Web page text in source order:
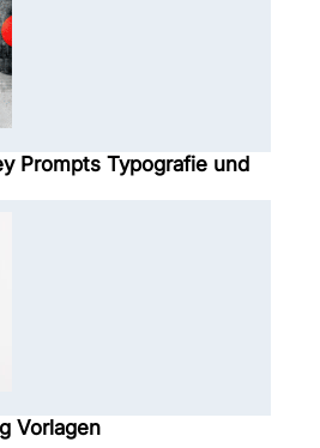
Prompts Typografie und
Vorlagen